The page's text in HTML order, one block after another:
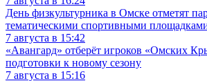
День физкультурника в Омске отметят
тематическими спортивными
7 августа в 15:42
«Авангард» отберёт игроков «Омских
подготовки к новому сезону
7 августа в 15:16